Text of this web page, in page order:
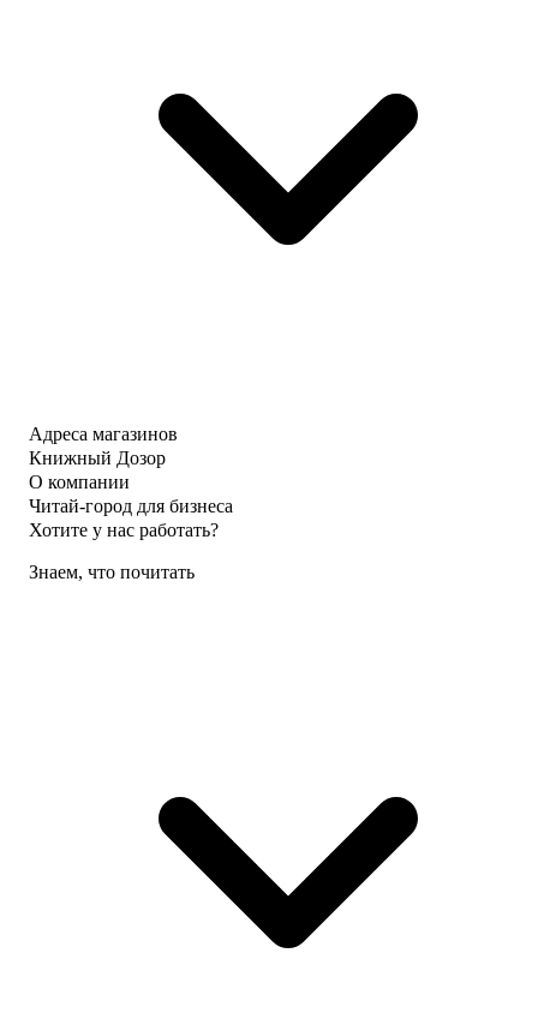
Адреса магазинов
Книжный Дозор
О компании
Читай-город для бизнеса
Хотите у нас работать?
Знаем, что почитать